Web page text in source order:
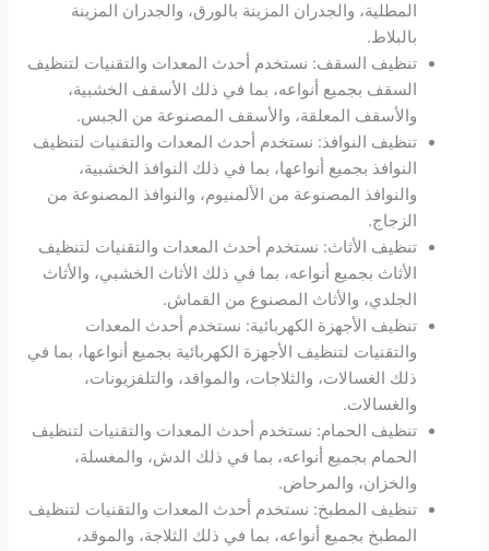
المطلية، والجدران المزينة بالورق، والجدران المزينة
بالبلاط.
تنظيف السقف: نستخدم أحدث المعدات والتقنيات لتنظيف
السقف بجميع أنواعه، بما في ذلك الأسقف الخشبية،
والأسقف المعلقة، والأسقف المصنوعة من الجبس.
تنظيف النوافذ: نستخدم أحدث المعدات والتقنيات لتنظيف
النوافذ بجميع أنواعها، بما في ذلك النوافذ الخشبية،
والنوافذ المصنوعة من الألمنيوم، والنوافذ المصنوعة من
الزجاج.
تنظيف الأثاث: نستخدم أحدث المعدات والتقنيات لتنظيف
الأثاث بجميع أنواعه، بما في ذلك الأثاث الخشبي، والأثاث
الجلدي، والأثاث المصنوع من القماش.
تنظيف الأجهزة الكهربائية: نستخدم أحدث المعدات
والتقنيات لتنظيف الأجهزة الكهربائية بجميع أنواعها، بما في
ذلك الغسالات، والثلاجات، والمواقد، والتلفزيونات،
والغسالات.
تنظيف الحمام: نستخدم أحدث المعدات والتقنيات لتنظيف
الحمام بجميع أنواعه، بما في ذلك الدش، والمغسلة،
والخزان، والمرحاض.
تنظيف المطبخ: نستخدم أحدث المعدات والتقنيات لتنظيف
المطبخ بجميع أنواعه، بما في ذلك الثلاجة، والموقد،